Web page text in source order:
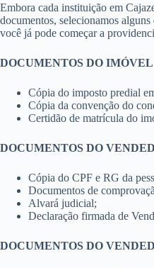
Embora cada instituição em
documentos, selecionamos alguns
você já pode começar a
DOCUMENTOS DO IMÓVEL
Cópia do imposto predial
Cópia da convenção do
Certidão de matrícula do
DOCUMENTOS DO
Cópia do CPF e RG da
Documentos de
Alvará judicial;
Declaração firmada de
DOCUMENTOS DO